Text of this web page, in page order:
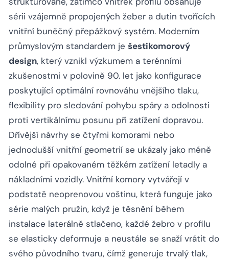
sérii vzájemně propojených žeber a dutin tvořících
vnitřní buněčný přepážkový systém. Moderním
průmyslovým standardem je šestikomorový
design, který vznikl výzkumem a terénními
zkušenostmi v polovině 90. let jako konfigurace
poskytující optimální rovnováhu vnějšího tlaku,
flexibility pro sledování pohybu spáry a odolnosti
proti vertikálnímu posunu při zatížení dopravou.
Dřívější návrhy se čtyřmi komorami nebo
jednodušší vnitřní geometrií se ukázaly jako méně
odolné při opakovaném těžkém zatížení letadly a
nákladními vozidly. Vnitřní komory vytvářejí v
podstatě neoprenovou voštinu, která funguje jako
série malých pružin, když je těsnění během
instalace laterálně stlačeno, každé žebro v profilu
se elasticky deformuje a neustále se snaží vrátit do
svého původního tvaru, čímž generuje trvalý tlak,